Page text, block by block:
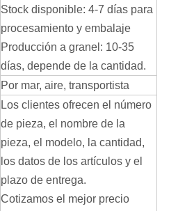
Stock disponible: 4-7 días para
procesamiento y embalaje
Producción a granel: 10-35
días, depende de la cantidad.
Por mar, aire, transportista
Los clientes ofrecen el número
de pieza, el nombre de la
pieza, el modelo, la cantidad,
los datos de los artículos y el
plazo de entrega.
Cotizamos el mejor precio